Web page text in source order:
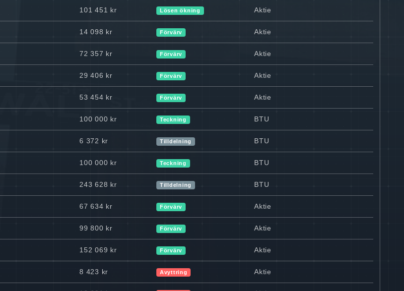
101 451 kr Lösen ökning Aktie
14 098 kr Förvärv Aktie
72 357 kr Förvärv Aktie
29 406 kr Förvärv Aktie
53 454 kr Förvärv Aktie
100 000 kr Teckning BTU
6 372 kr Tilldelning BTU
100 000 kr Teckning BTU
243 628 kr Tilldelning BTU
67 634 kr Förvärv Aktie
99 800 kr Förvärv Aktie
152 069 kr Förvärv Aktie
8 423 kr Avyttring Aktie